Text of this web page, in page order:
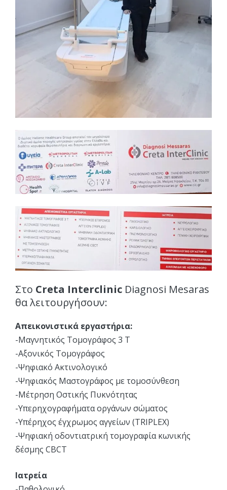
Στο Creta Interclinic Diagnosi Mesaras
θα λειτουργήσουν:
Απεικονιστικά εργαστήρια:
-Μαγνητικός Τομογράφος 3 Τ
-Αξονικός Τομογράφος
-Ψηφιακό Ακτινολογικό
-Ψηφιακός Μαστογράφος με τομοσύνθεση
-Μέτρηση Οστικής Πυκνότητας
-Υπερηχογραφήματα οργάνων σώματος
-Υπέρηχος έγχρωμος αγγείων (TRIPLEX)
-Ψηφιακή οδοντιατρική τομογραφία κωνικής
δέσμης CBCT
Ιατρεία